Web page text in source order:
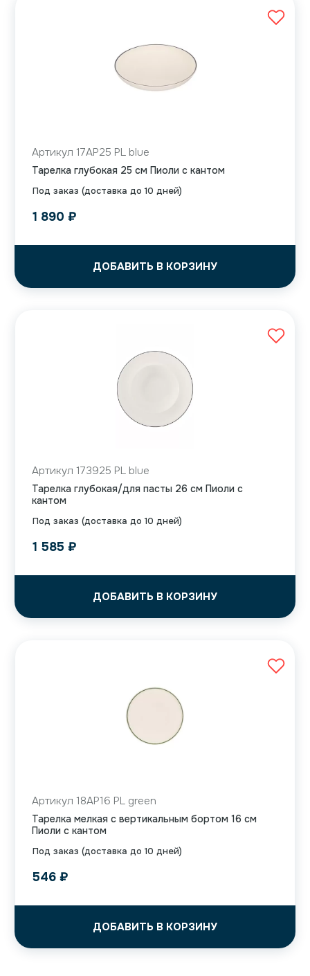
Под заказ (доставка до 10 дней)
Артикул 17AP25 PL blue
Тарелка глубокая 25 см Пиоли с кантом
1 890 ₽
ДОБАВИТЬ В КОРЗИНУ
Под заказ (доставка до 10 дней)
Артикул 173925 PL blue
Тарелка глубокая/для пасты 26 см Пиоли с
кантом
1 585 ₽
ДОБАВИТЬ В КОРЗИНУ
Под заказ (доставка до 10 дней)
Артикул 18AP16 PL green
Тарелка мелкая с вертикальным бортом 16 см
Пиоли с кантом
546 ₽
ДОБАВИТЬ В КОРЗИНУ